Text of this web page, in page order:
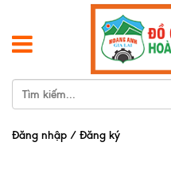
Đăng nhập / Đăng ký